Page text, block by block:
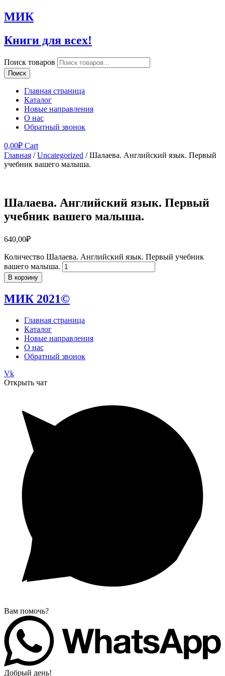
МИК
Книги для всех!
Поиск товаров
Поиск
Главная страница
Каталог
Новые направления
О нас
Обратный звонок
0,00₽ Cart
Главная /Uncategorized / Шалаева. Английский язык. Первый
учебник вашего малыша.
Шалаева. Английский язык. Первый
учебник вашего малыша.
640,00₽
Количество Шалаева. Английский язык. Первый учебник
вашего малыша.
В корзину
МИК 2021©
Главная страница
Каталог
Новые направления
О нас
Обратный звонок
Vk
Открыть чат
Вам помочь?
Добрый день!